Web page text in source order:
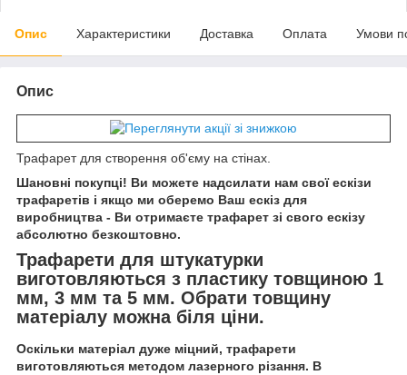
Опис Характеристики Доставка Оплата Умови
Опис
Трафарет для створення об'єму на стінах.
Шановні покупці! Ви можете надсилати нам свої ескізи
трафаретів і якщо ми оберемо Ваш ескіз для
виробництва - Ви отримаєте трафарет зі свого ескізу
абсолютно безкоштовно.
Трафарети для штукатурки
виготовляються з пластику товщиною 1
мм, 3 мм та 5 мм. Обрати товщину
матеріалу можна біля ціни.
Оскільки матеріал дуже міцний, трафарети
виготовляються методом лазерного різання. В